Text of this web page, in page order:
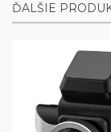
ĎALŠIE